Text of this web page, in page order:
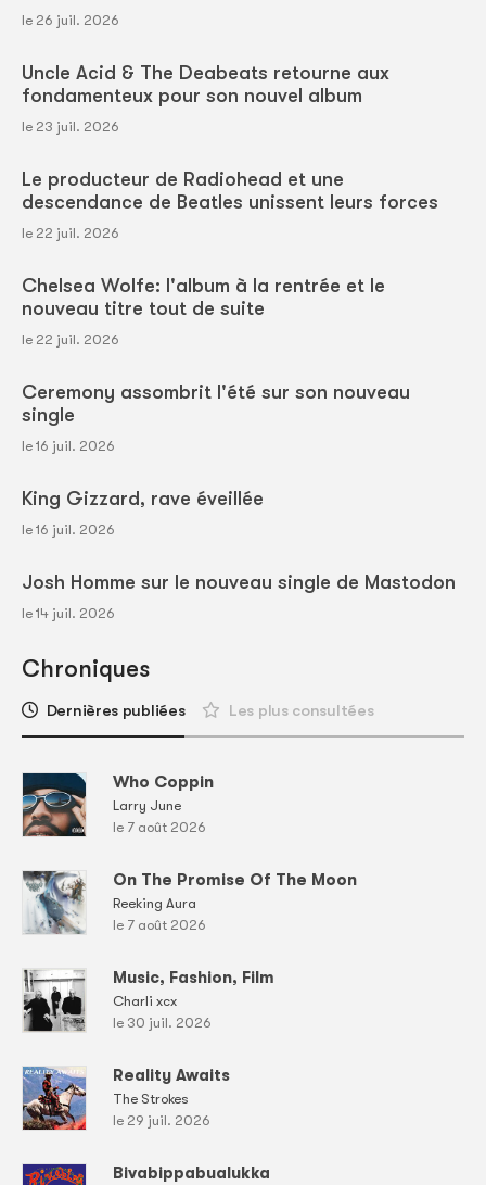
le 26 juil. 2026
Uncle Acid & The Deabeats retourne aux
fondamenteux pour son nouvel album
le 23 juil. 2026
Le producteur de Radiohead et une
descendance de Beatles unissent leurs forces
le 22 juil. 2026
Chelsea Wolfe: l'album à la rentrée et le
nouveau titre tout de suite
le 22 juil. 2026
Ceremony assombrit l'été sur son nouveau
single
le 16 juil. 2026
King Gizzard, rave éveillée
le 16 juil. 2026
Josh Homme sur le nouveau single de Mastodon
le 14 juil. 2026
Chroniques
Dernières publiées Les plus consultées
Who Coppin
Larry June
le 7 août 2026
On The Promise Of The Moon
Reeking Aura
le 7 août 2026
Music, Fashion, Film
Charli xcx
le 30 juil. 2026
Reality Awaits
The Strokes
le 29 juil. 2026
Bivabippabualukka